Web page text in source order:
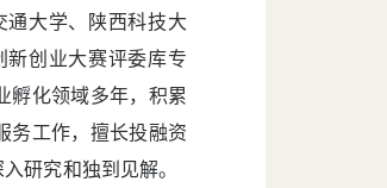
大学、陕西科技大
创业大赛评委库专
孵化领域多年，积累
务工作，擅长投融资
研究和独到见解。